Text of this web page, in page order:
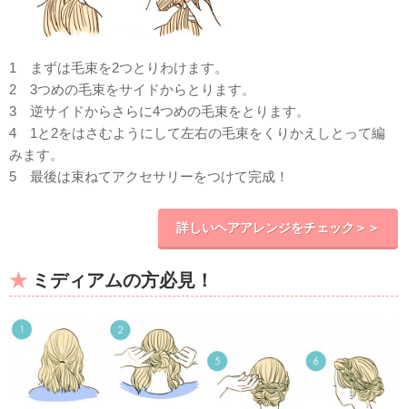
1 まずは毛束を2つとりわけます。
2 3つめの毛束をサイドからとります。
3 逆サイドからさらに4つめの毛束をとります。
4 1と2をはさむようにして左右の毛束をくりかえしとって編
みます。
5 最後は束ねてアクセサリーをつけて完成！
詳しいヘアアレンジをチェック＞＞
ミディアムの方必見！